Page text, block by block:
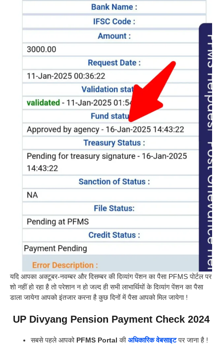
यदि आपका अक्टूबर-नवम्बर और दिसम्बर की दिव्यांग पेंशन का पैसा PFMS पोर्टल पर
शो नहीं हो रहा है तो परेशान न हो जल्द ही सभी लाभार्थियों के दिव्यांग पेंशन का पैसा
डाला जायेगा आपको इंतजार करना है कुछ दिनों में पैसा आपको मिल जायेगा !
UP Divyang Pension Payment Check 2024
सबसे पहले आपको PFMS Portal कीअधिकारिक वेबसाइटपर जाना है !